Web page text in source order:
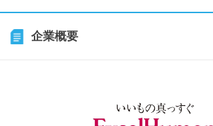
企業概要